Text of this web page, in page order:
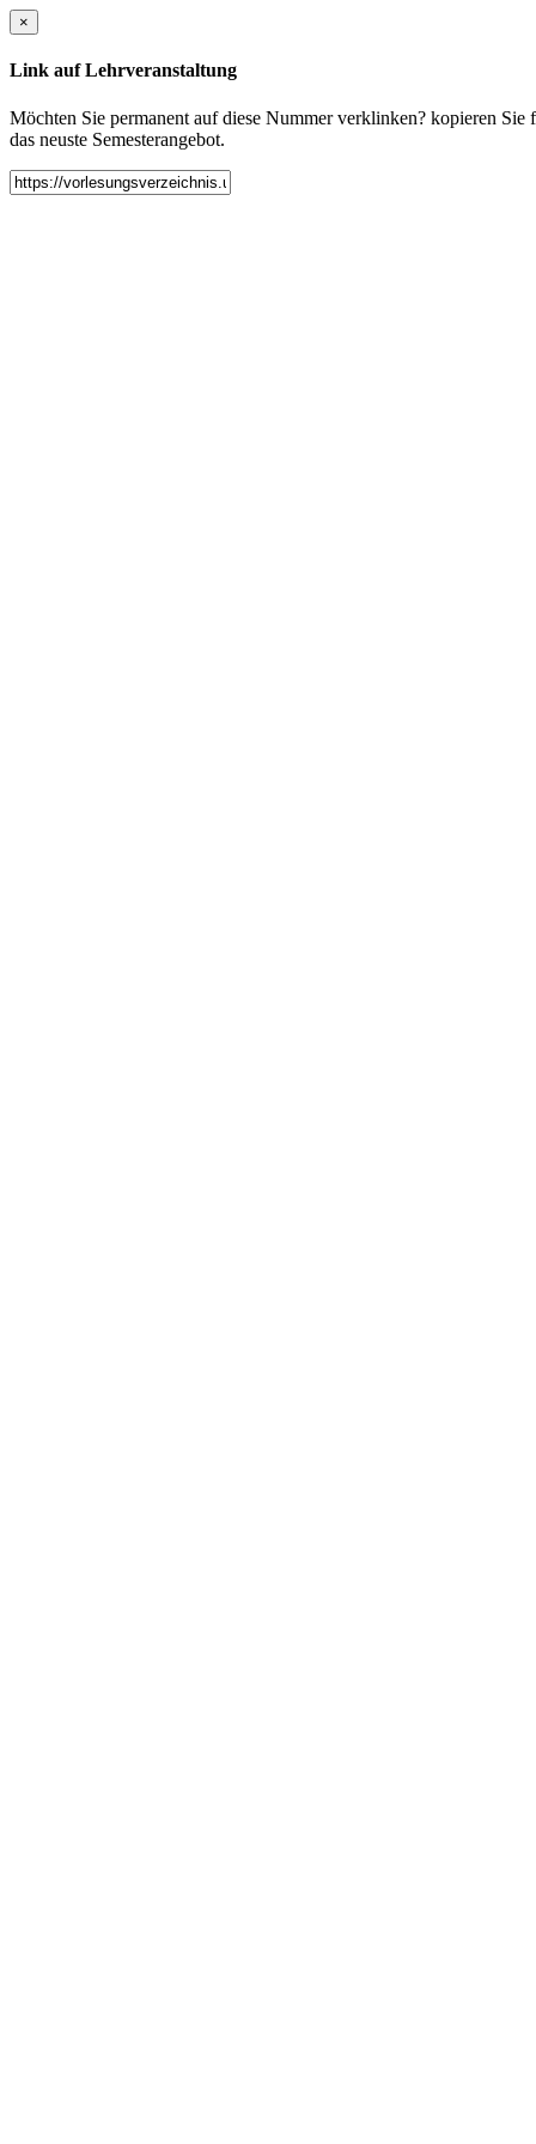
×
Link auf Lehrveranstaltung
Möchten Sie permanent auf diese Nummer verklinken? kopieren
das neuste Semesterangebot.